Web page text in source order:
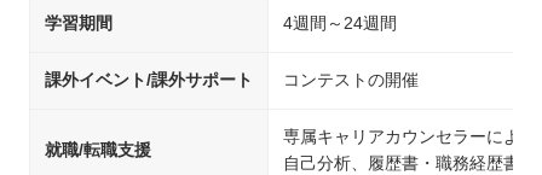
学習期間 4週間～24週間
課外イベント/課外サポート コンテストの開催
就職/転職支援
専属キャリアカウンセラーによる
自己分析、履歴書・職務経歴書